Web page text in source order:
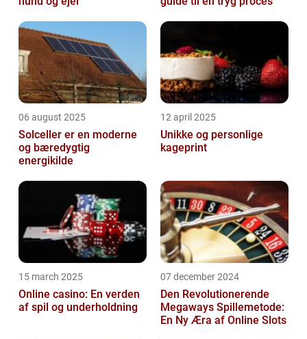
06 august 2025
Solceller er en moderne
og bæredygtig
energikilde
12 april 2025
Unikke og personlige
kageprint
15 march 2025
Online casino: En verden
af spil og underholdning
07 december 2024
Den Revolutionerende
Megaways Spillemetode:
En Ny Æra af Online Slots